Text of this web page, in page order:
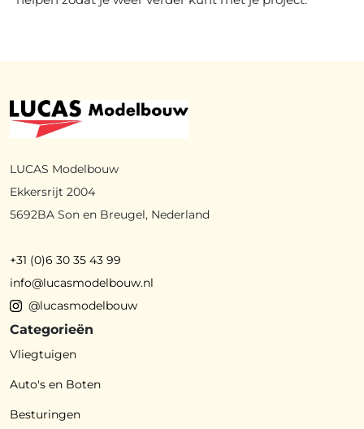
LUCAS Modelbouw
Ekkersrijt 2004
5692BA Son en Breugel, Nederland
+31 (0)6 30 35 43 99
info@lucasmodelbouw.nl
@lucasmodelbouw
Categorieën
Vliegtuigen
Auto's en Boten
Besturingen